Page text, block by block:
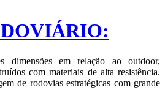
dimensões em relação ao outdoor,
com materiais de alta resistência.
de rodovias estratégicas com grande